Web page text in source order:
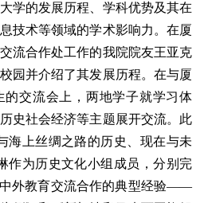
学的发展历程、学科优势及其在
技术等领域的学术影响力。在厦
流合作处工作的我院院友王亚克
园并介绍了其发展历程。在与厦
的交流会上，两地学子就学习体
史社会经济等主题展开交流。此
海上丝绸之路的历史、现在与未
作为历史文化小组成员，分别完
中外教育交流合作的典型经验——